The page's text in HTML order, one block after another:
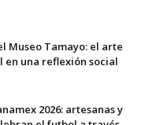
Museo Tamayo: el arte
una reflexión social
2026: artesanas y